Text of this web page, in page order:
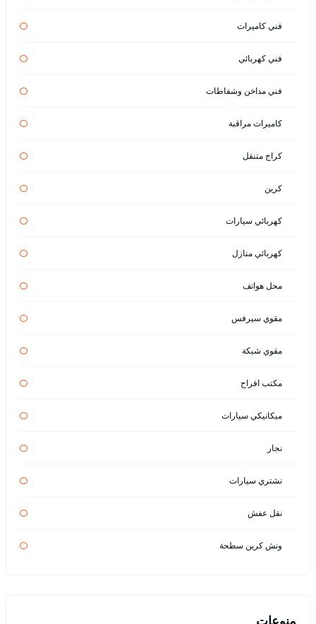
فني كاميرات
فني كهربائي
فني مداخن وشفاطات
كاميرات مراقبة
كراج متنقل
كرين
كهربائي سيارات
كهربائي منازل
محل هواتف
مقوي سيرفس
مقوي شبكة
مكتب افراح
ميكانيكي سيارات
نجار
نشتري سيارات
نقل عفش
ونش كرين سطحة
منوعات